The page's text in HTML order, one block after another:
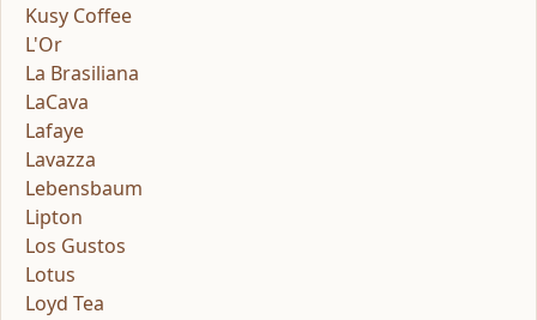
Kusy Coffee
L'Or
La Brasiliana
LaCava
Lafaye
Lavazza
Lebensbaum
Lipton
Los Gustos
Lotus
Loyd Tea